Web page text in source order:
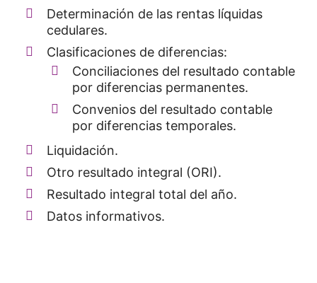
Determinación de las rentas líquidas
cedulares.
Clasificaciones de diferencias:
Conciliaciones del resultado contable
por diferencias permanentes.
Convenios del resultado contable
por diferencias temporales.
Liquidación.
Otro resultado integral (ORI).
Resultado integral total del año.
Datos informativos.